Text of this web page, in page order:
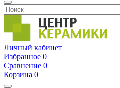
Личный кабинет
Избранное 0
Сравнение 0
Корзина 0